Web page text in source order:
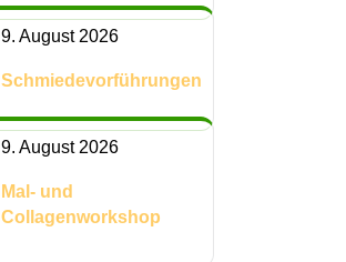
9. August 2026
Schmiedevorführungen
9. August 2026
Mal- und
Collagenworkshop